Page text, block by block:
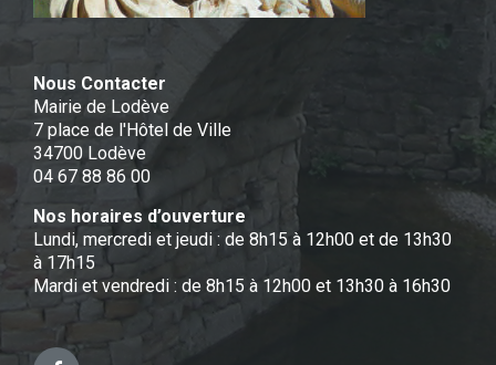
Nous Contacter
Mairie de Lodève
7 place de l'Hôtel de Ville
34700 Lodève
04 67 88 86 00
Nos horaires d’ouverture
Lundi, mercredi et jeudi : de 8h15 à 12h00 et de 13h30
à 17h15
Mardi et vendredi : de 8h15 à 12h00 et 13h30 à 16h30